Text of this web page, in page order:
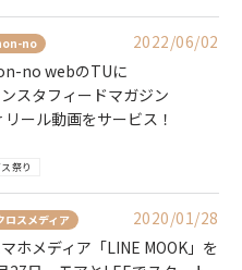
no
2022/06/02
no webのTUに
スタフィードマガジン
ール動画をサービス！
祭り
ロスメディア
2020/01/28
ホメディア「LINE MOOK」を